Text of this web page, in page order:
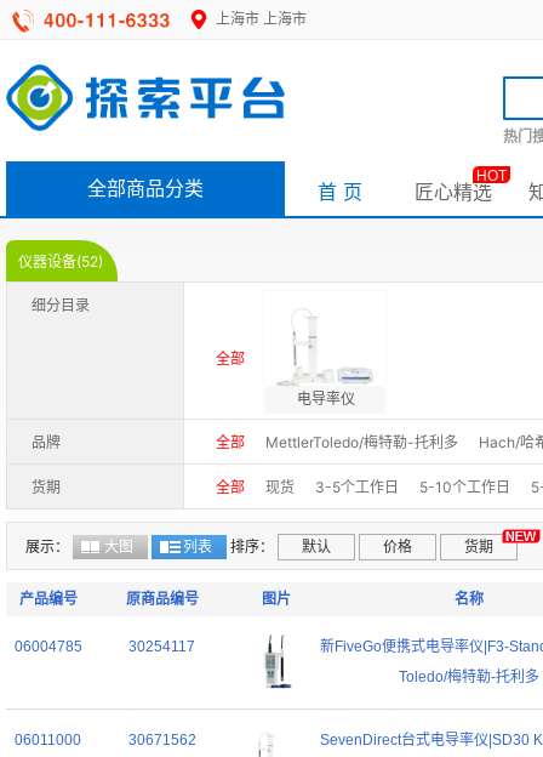
上海市 上海市
热门
全部商品分类 首 页 匠心精选
HOT
仪器设备(52)
细分目录
全部
电导率仪
品牌 全部 MettlerToledo/梅特勒-托利多 Hach/哈
货期 全部 现货 3-5个工作日 5-10个工作日
展示： 大图 列表 排序： 默认 价格 货期
产品编号 原商品编号 图片 名称
06004785 30254117
新FiveGo便携式电导率仪|F3-
Toledo/梅特勒-托利多
06011000 30671562
SevenDirect台式电导率仪|SD30